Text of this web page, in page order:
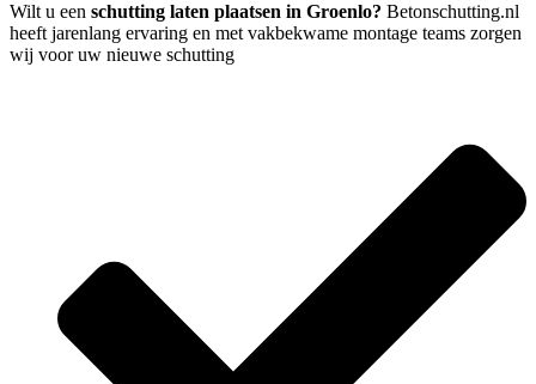
Wilt u een schutting laten plaatsen in Groenlo? Betonschutting.nl
heeft jarenlang ervaring en met vakbekwame montage teams zorgen
wij voor uw nieuwe schutting